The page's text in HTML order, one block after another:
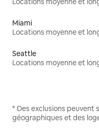
Miami
Seattle
* Des exclusions peuvent
géographiques et des